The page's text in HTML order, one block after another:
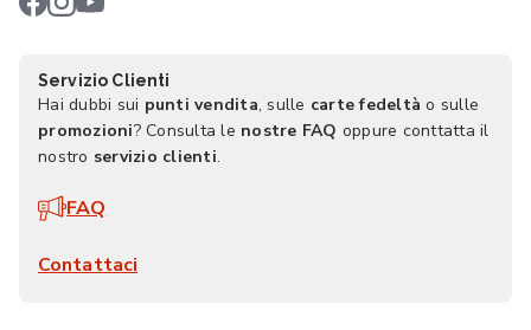
Servizio Clienti
Hai dubbi sui punti vendita, sulle carte fedeltà o sulle
promozioni? Consulta le nostre FAQ oppure conttatta il
nostro servizio clienti.
FAQ
Contattaci